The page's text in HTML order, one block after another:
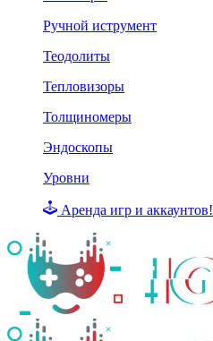
Ручной иструмент
Теодолиты
Тепловизоры
Толщиномеры
Эндоскопы
Уровни
Аренда игр и аккаунтов!